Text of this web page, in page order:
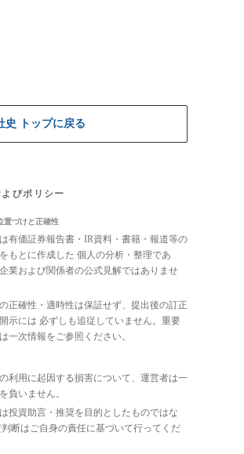
史 トップに戻る
びポリシー
置づけと正確性
有価証券報告書・IR資料・書籍・報道等の
もとに作成した 個人の分析・整理であ
業および関係者の公式見解ではありませ
正確性・適時性は保証せず、提出後の訂正
示には 必ずしも追従していません。重要
一次情報をご参照ください。
利用に起因する損害について、運営者は一
負いません。
投資助言・推奨を目的としたものではな
判断はご自身の責任に基づいて行ってくだ